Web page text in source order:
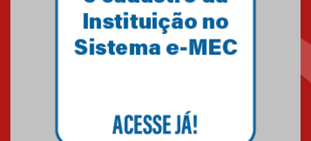
Brasília prepara seus
estudantes para o PAS antes
mesmo do Ensino Médio
04.08.2026